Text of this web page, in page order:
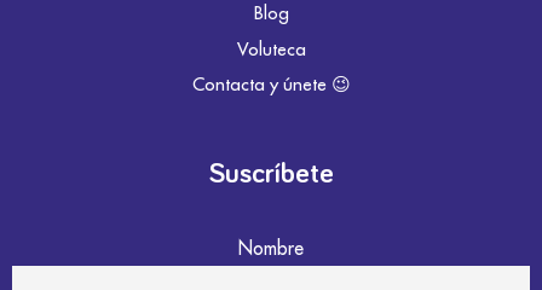
Blog
Voluteca
Contacta y únete 😉
Suscríbete
Nombre